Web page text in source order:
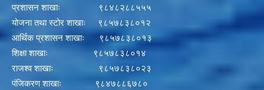
प्रशासन शाखाः ९८४८२८८५५५
योजना तथा स्टोर शाखाः ९८५७८३८०१२
आर्थिक प्रशासन शाखाः ९८५७८३८०१३
शिक्षा शाखाः ९८५७८३८०१४
राजश्व शाखाः ९८५७८३८०२३
पंजिकरण शाखाः ९८४७८८६७८०